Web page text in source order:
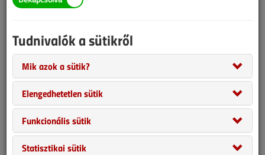
Van más mód ahhoz, hogy hozzáférjek egy lapszámhoz?
A megvásárolt lapszámot megkapom nyomtatott
formában is?
Meddig érvényes a hozzáférés a megvásárolt
lapszámhoz?
VGF&HKL előfizetés
Tudnivalók a sütikről
Mik azok a sütik?
Elengedhetetlen sütik
Funkcionális sütik
Statisztikai sütik